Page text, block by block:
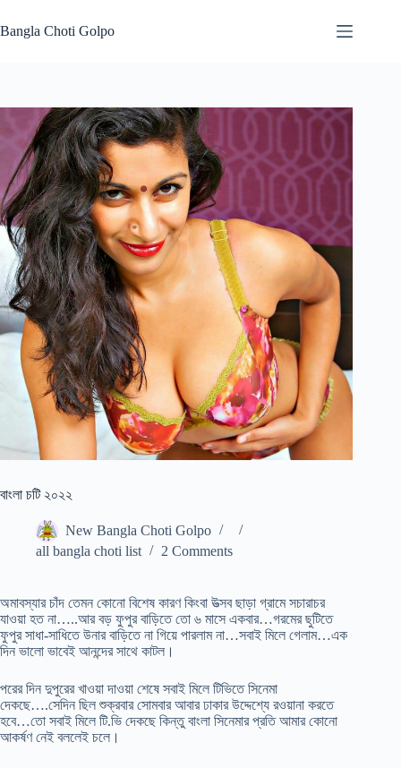
to
content
Bangla Choti Golpo
বাংলা চটি ২০২২
New Bangla Choti Golpo
all bangla choti list
2 Comments
অমাবস্যার চাঁদ তেমন কোনো বিশেষ কারণ কিংবা উত্সব ছাড়া গ্রামে সচারাচর
যাওয়া হত না…..আর বড় ফুপুর বাড়িতে তো ৬ মাসে একবার…গরমের ছুটিতে
ফুপুর সাধা-সাধিতে উনার বাড়িতে না গিয়ে পারলাম না…সবাই মিলে গেলাম…এক
দিন ভালো ভাবেই আনন্দের সাথে কাটল।
পরের দিন দুপুরের খাওয়া দাওয়া শেষে সবাই মিলে টিভিতে সিনেমা
দেকছে….সেদিন ছিল শুক্রবার সোমবার আবার ঢাকার উদ্দেশ্যে রওয়ানা করতে
হবে…তো সবাই মিলে টি.ভি দেকছে কিন্তু বাংলা সিনেমার প্রতি আমার কোনো
আকর্ষণ নেই বললেই চলে।